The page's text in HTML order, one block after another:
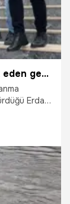
"Eşimle ilişkisi var" deyip öldürdü! Şok eden gerçek sonradan ortaya çıktı
Erdal
bağlantı